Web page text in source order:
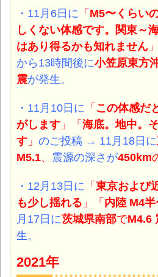
・11月6日 に 「 M5〜くらい
しくない体感です。 関東～
はあり得るかも知れません 」
から13時間後に小笠原東方
震が発生。
・11月10日 に 「 この体感だ
がします 」「 海底。地中。
す 」 のご投稿 → 11月18日に
M5.1、 震源の深さが450km
・12月13日 に 「 東京および
も少し揺れる 」「 内陸 M4半
月17日に茨城県南部でM4.6
生。
2021年